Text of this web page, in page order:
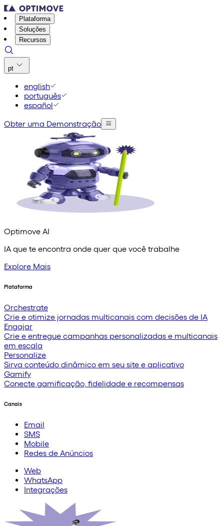
Plataforma
Soluções
Recursos
pt
english
português
español
Obter uma Demonstração
Optimove AI
IA que te encontra onde quer que você trabalhe
Explore Mais
Plataforma
Orchestrate
Crie e otimize jornadas multicanais com decisões de IA
Engajar
Crie e entregue campanhas personalizadas e multicanais
em escala
Personalize
Sirva conteúdo dinâmico em seu site e aplicativo
Gamify
Conecte gamificação, fidelidade e recompensas
Canais
Email
SMS
Mobile
Redes de Anúncios
Web
WhatsApp
Integrações